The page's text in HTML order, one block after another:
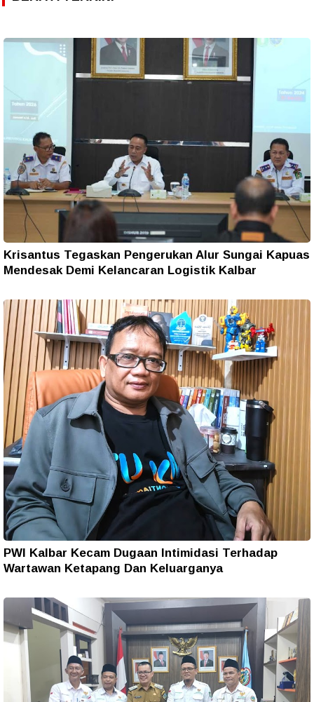
Krisantus Tegaskan Pengerukan Alur Sungai Kapuas
Mendesak Demi Kelancaran Logistik Kalbar
PWI Kalbar Kecam Dugaan Intimidasi Terhadap
Wartawan Ketapang Dan Keluarganya